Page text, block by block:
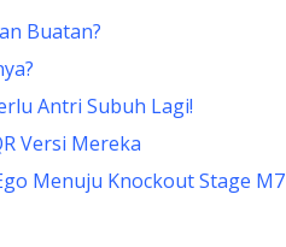
Buatan?
Antri Subuh Lagi!
Versi Mereka
Menuju Knockout Stage M7